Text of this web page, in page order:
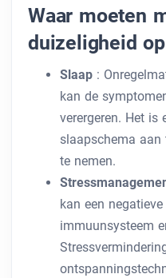
Waar moeten
duizeligheid
Slaap :
kan de
verergeren. Het is
slaapschema aan
te nemen.
kan een
immuunsysteem